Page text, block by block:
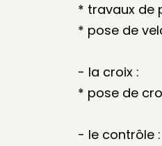
* travaux de
* pose de
- la croix :
* pose de
- le contrôle :